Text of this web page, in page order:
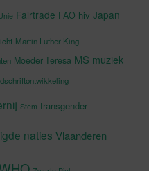
Fairtrade FAO hiv Japan
Martin Luther King
Moeder Teresa MS muziek
Stem transgender
naties Vlaanderen